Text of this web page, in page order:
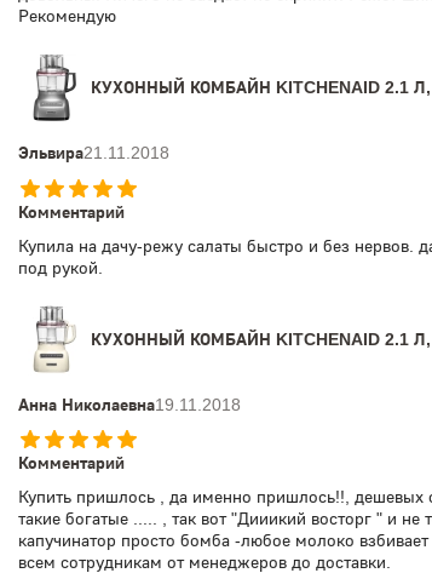
Встраиваемые микроволновые печи
Духовые шкафы Подогреватели
Кухонные аксессуары
Рекомендую
КУХОННЫЙ КОМБАЙН KITCHENAID 2.1
Эльвира21.11.2018
Комментарий
Купила на дачу-режу салаты быстро и без нервов.
под рукой.
КУХОННЫЙ КОМБАЙН KITCHENAID 2.1
Анна Николаевна19.11.2018
Комментарий
Купить пришлось , да именно пришлось!!, дешевых
такие богатые ..... , так вот "Дииикий восторг " и
капучинатор просто бомба -любое молоко
всем сотрудникам от менеджеров до доставки.